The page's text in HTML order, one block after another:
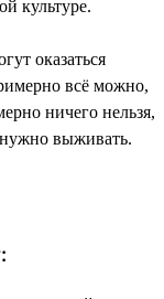
культуре.
оказаться
всё можно,
ничего нельзя,
выживать.